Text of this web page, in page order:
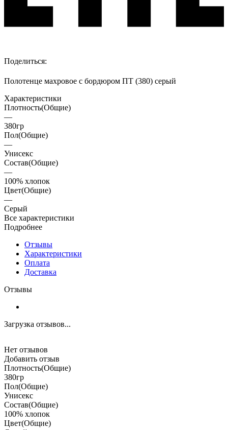
Поделиться:
Полотенце махровое с бордюром ПТ (380) серый
Характеристики
Плотность(Общие)
—
380гр
Пол(Общие)
—
Унисекс
Состав(Общие)
—
100% хлопок
Цвет(Общие)
—
Серый
Все характеристики
Подробнее
Отзывы
Характеристики
Оплата
Доставка
Отзывы
Загрузка отзывов...
Нет отзывов
Добавить отзыв
Плотность(Общие)
380гр
Пол(Общие)
Унисекс
Состав(Общие)
100% хлопок
Цвет(Общие)